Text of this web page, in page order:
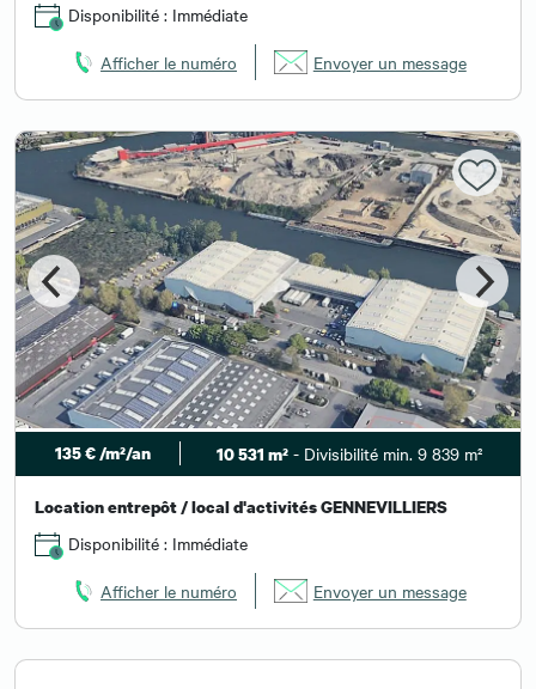
Disponibilité : Immédiate
Afficher le numéro Envoyer un message
135 € /m²/an 10 531 m²- Divisibilité min. 9 839 m²
Location entrepôt / local d'activités GENNEVILLIERS
Disponibilité : Immédiate
Afficher le numéro Envoyer un message